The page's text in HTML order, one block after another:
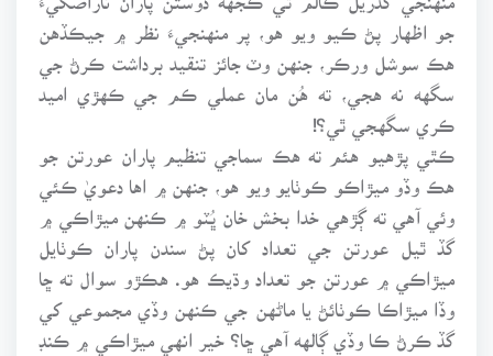
جو اظهار پڻ ڪيو ويو هو، پر منهنجيءَ نظر ۾ جيڪڏهن
هڪ سوشل ورڪر، جنهن وٽ جائز تنقيد برداشت ڪرڻ جي
سگهه نه هجي، ته هُن مان عملي ڪم جي ڪهڙي اميد
ڪري سگهجي ٿي؟!
ڪٿي پڙهيو هئم ته هڪ سماجي تنظيم پاران عورتن جو
هڪ وڏو ميڙاڪو ڪوٺايو ويو هو، جنهن ۾ اها دعويٰ ڪئي
وئي آهي ته ڳڙهي خدا بخش خان ڀُٽو ۾ ڪنهن ميڙاڪي ۾
گڏ ٿيل عورتن جي تعداد کان پڻ سندن پاران ڪوٺايل
ميڙاڪي ۾ عورتن جو تعداد وڌيڪ هو. هڪڙو سوال ته ڇا
وڏا ميڙاڪا ڪوٺائڻ يا ماڻهن جي ڪنهن وڏي مجموعي کي
گڏ ڪرڻ ڪا وڏي ڳالهه آهي ڇا؟ خير انهي ميڙاڪي ۾ ڪنڊ